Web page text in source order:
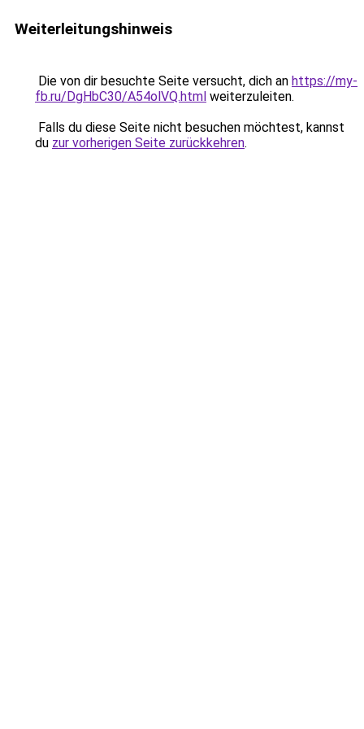
Weiterleitungshinweis
Die von dir besuchte Seite versucht, dich an https://my-
fb.ru/DgHbC30/A54olVQ.html weiterzuleiten.
Falls du diese Seite nicht besuchen möchtest, kannst
du zur vorherigen Seite zurückkehren.